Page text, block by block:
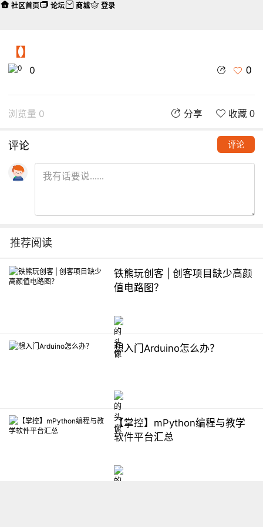
【】
0 0
浏览量 0 分享 收藏 0
评论 评论
推荐阅读
铁熊玩创客 | 创客项目缺少高颜
值电路图？
想入门Arduino怎么办？
【掌控】mPython编程与教学
软件平台汇总
社区首页 论坛 商城 登录